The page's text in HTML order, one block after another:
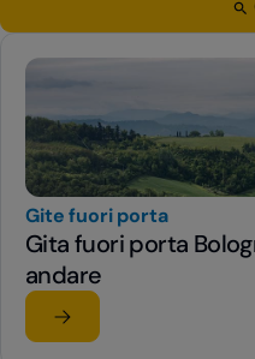
Gite fuori porta
Gita fuori porta
andare
Leggi l'articolo
su Gita fuori porta